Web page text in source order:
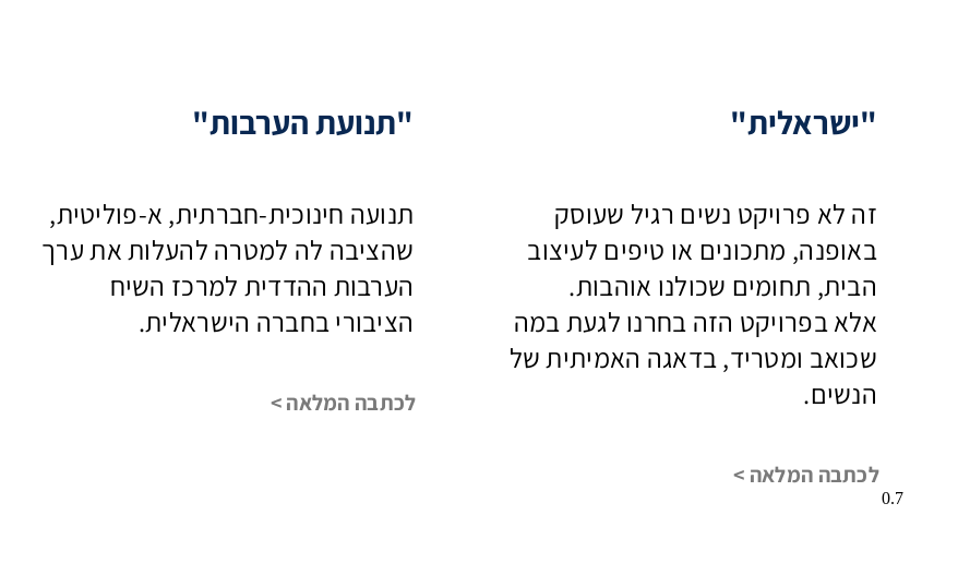
"ישראלית"
זה לא פרויקט נשים רגיל שעוסק
באופנה, מתכונים או טיפים לעיצוב
הבית, תחומים שכולנו אוהבות.
אלא בפרויקט הזה בחרנו לגעת במה
שכואב ומטריד, בדאגה האמיתית של
הנשים.
לכתבה המלאה >
"תנועת הערבות"
תנועה חינוכית-חברתית, א-פוליטית,
שהציבה לה למטרה להעלות את ערך
הערבות ההדדית למרכז השיח
הציבורי בחברה הישראלית.
לכתבה המלאה >